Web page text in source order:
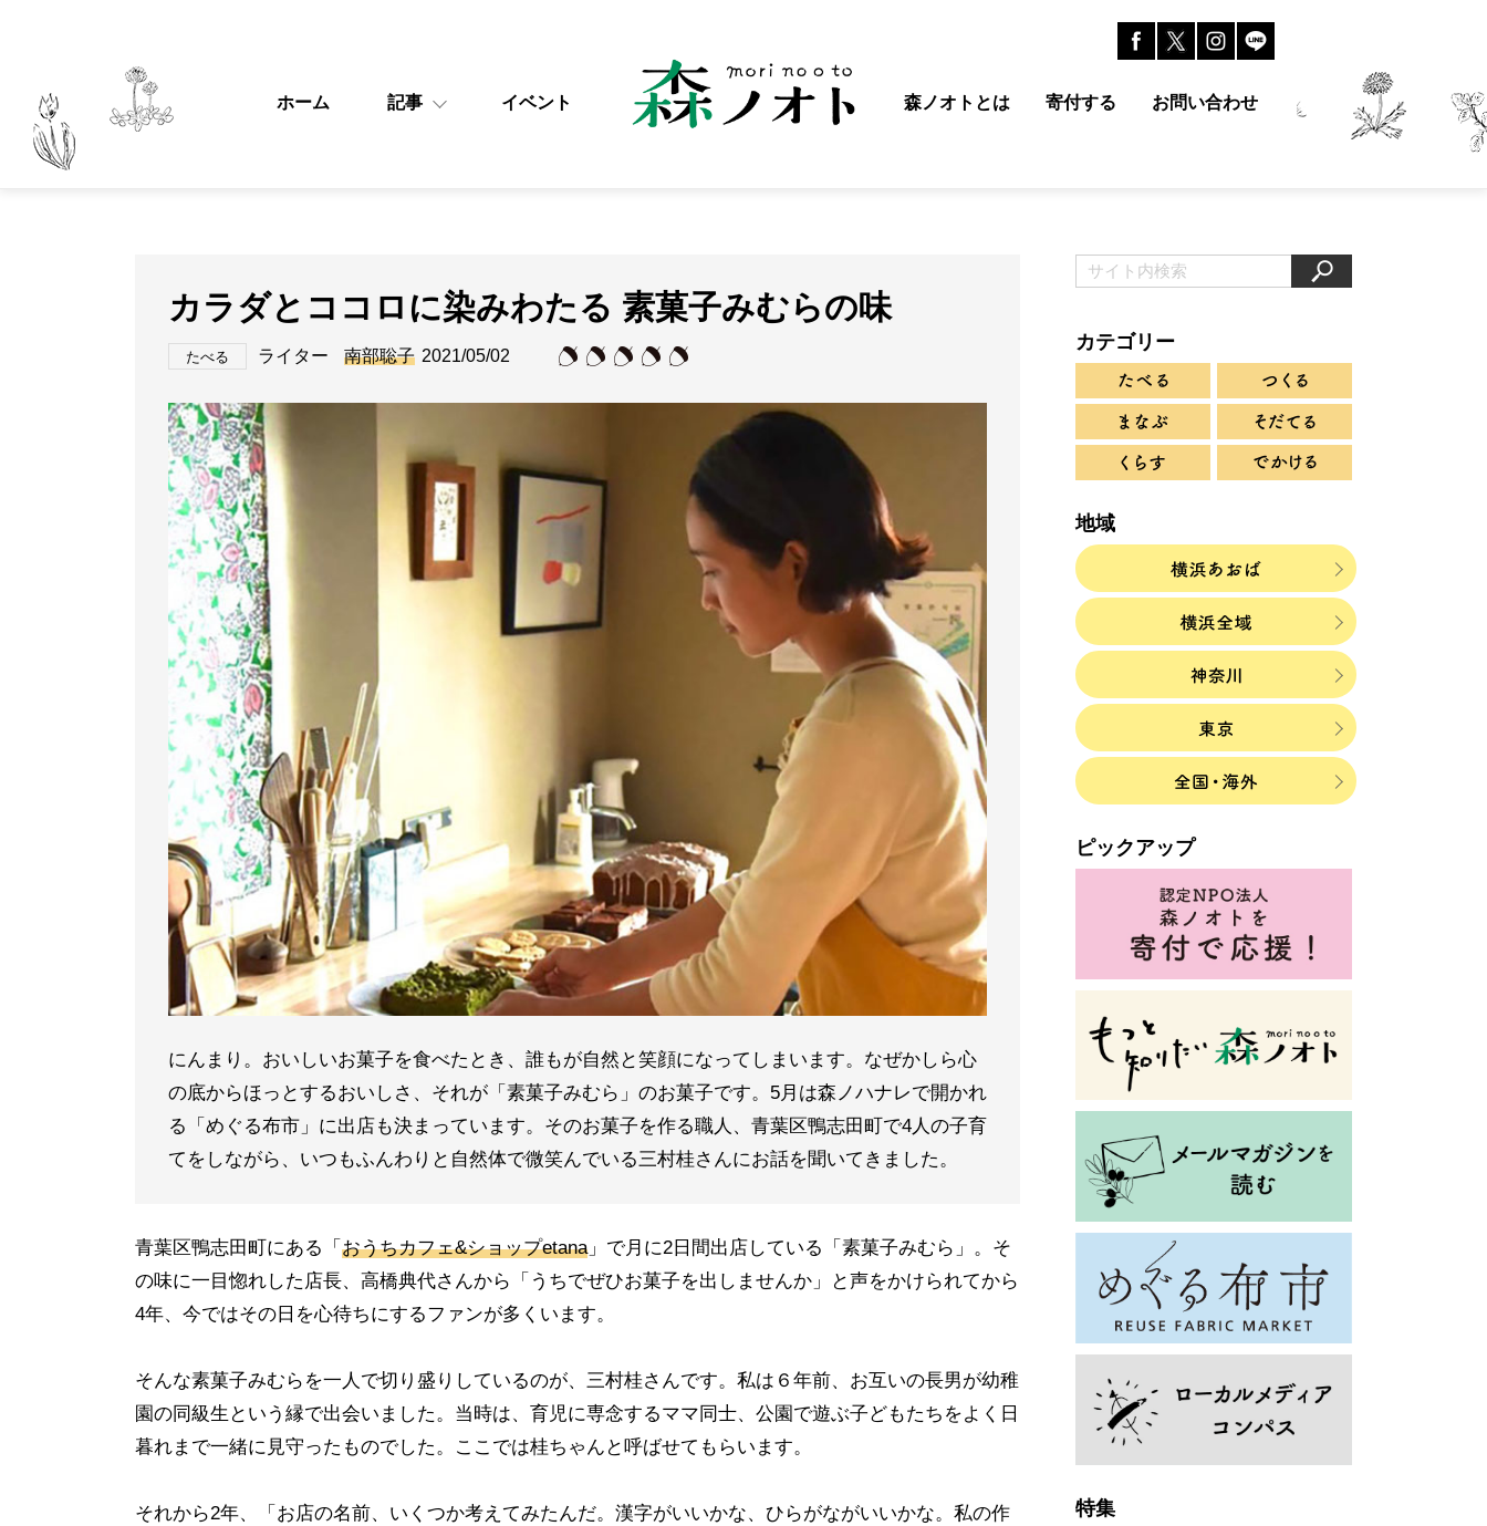
ホーム 記事 イベント 森ノオトとは 寄付する お問い合わせ
カラダとココロに染みわたる 素菓子みむらの味
たべる ライター 南部聡子 2021/05/02
にんまり。おいしいお菓子を食べたとき、誰もが自然と笑顔になってしまいます。なぜかしら心
の底からほっとするおいしさ、それが「素菓子みむら」のお菓子です。5月は森ノハナレで開かれ
る「めぐる布市」に出店も決まっています。そのお菓子を作る職人、青葉区鴨志田町で4人の子育
てをしながら、いつもふんわりと自然体で微笑んでいる三村桂さんにお話を聞いてきました。
青葉区鴨志田町にある「 おうちカフェ&ショップetana」で月に2日間出店している「素菓子みむら」。そ
の味に一目惚れした店長、高橋典代さんから「うちでぜひお菓子を出しませんか」と声をかけられてから
4年、今ではその日を心待ちにするファンが多くいます。
そんな素菓子みむらを一人で切り盛りしているのが、三村桂さんです。私は６年前、お互いの長男が幼稚
園の同級生という縁で出会いました。当時は、育児に専念するママ同士、公園で遊ぶ子どもたちをよく日
暮れまで一緒に見守ったものでした。ここでは桂ちゃんと呼ばせてもらいます。
それから2年、「お店の名前、いくつか考えてみたんだ。漢字がいいかな、ひらがながいいかな。私の作
カテゴリー
地域
ピックアップ
特集